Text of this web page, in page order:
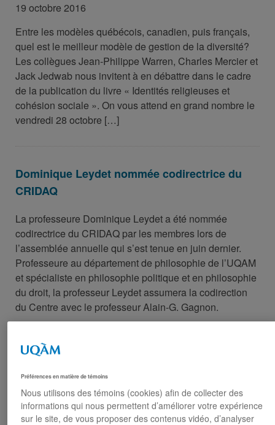
19 octobre 2016
Entre les modèles québécois, canadien, puis français,
quel est le meilleur modèle de gestion de la diversité?
Les collègues Jean-Philippe Warren, Charles Mercier et
Jack Jedwab nous invitent à en débattre dans le cadre
de la publication du livre « Identités religieuses et
cohésion sociale ». On vous attend en grand nombre le
vendredi 28 octobre […]
Dominique Leydet nommée codirectrice du
CRIDAQ
La professeure Dominique Leydet a été nommée
codirectrice du CRIDAQ par les membres lors de
l’assemblée annuelle qui s’est tenue en juin dernier.
Professeure au département de philosophie de l’UQAM
et spécialiste en philosophie politique et en philosophie
du droit, la professeur Leydet assumera la codirection
du Centre avec le professeur Alain-G. Gagnon.
Plusieurs membres participent au congrès
annuel de l’AISP à Poznań en Pologne
16 août 2016
Plusieurs membres du CRIDAQ ont pris part, en juillet
Préférences en matière de témoins
Nous utilisons des témoins (cookies) afin de collecter des
informations qui nous permettent d’améliorer votre expérience
sur le site, de vous proposer des contenus vidéo, d’analyser